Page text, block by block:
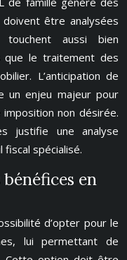
être analysées
touchent aussi bien
que le traitement des
L’anticipation de
un enjeu majeur pour
non désirée.
justifie une analyse
fiscal spécialisé.
bénéfices en
d’opter pour le
lui permettant de